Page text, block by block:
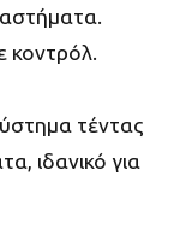
κοντρόλ.
τέντας
ιδανικό για